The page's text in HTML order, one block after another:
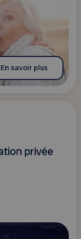
En savoir plus
privée